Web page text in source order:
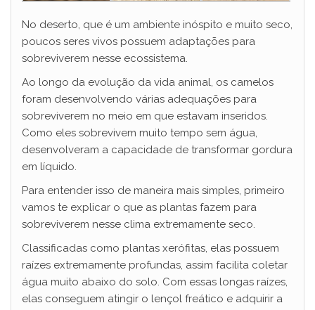
No deserto, que é um ambiente inóspito e muito seco,
poucos seres vivos possuem adaptações para
sobreviverem nesse ecossistema.
Ao longo da evolução da vida animal, os camelos
foram desenvolvendo várias adequações para
sobreviverem no meio em que estavam inseridos.
Como eles sobrevivem muito tempo sem água,
desenvolveram a capacidade de transformar gordura
em líquido.
Para entender isso de maneira mais simples, primeiro
vamos te explicar o que as plantas fazem para
sobreviverem nesse clima extremamente seco.
Classificadas como plantas xerófitas, elas possuem
raízes extremamente profundas, assim facilita coletar
água muito abaixo do solo. Com essas longas raízes,
elas conseguem atingir o lençol freático e adquirir a